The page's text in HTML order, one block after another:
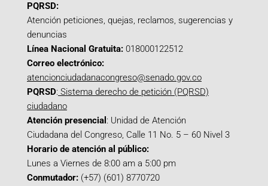
PQRSD:
Atención peticiones, quejas, reclamos, sugerencias y
denuncias
Línea Nacional Gratuita: 018000122512
Correo electrónico:
atencionciudadanacongreso@senado.gov.co
PQRSD: Sistema derecho de petición (PQRSD)
ciudadano
Atención presencial : Unidad de Atención
Ciudadana del Congreso, Calle 11 No. 5 – 60 Nivel 3
Horario de atención al público:
Lunes a Viernes de 8:00 am a 5:00 pm
Conmutador: (+57) (601) 8770720